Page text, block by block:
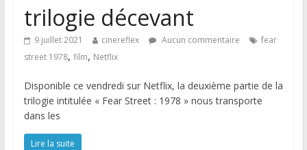
trilogie décevant
9 juillet 2021 cinereflex Aucun commentaire
fear
street 1978, film, Netflix
Disponible ce vendredi sur Netflix, la deuxième partie de la
trilogie intitulée « Fear Street : 1978 » nous transporte
dans les
Lire la suite